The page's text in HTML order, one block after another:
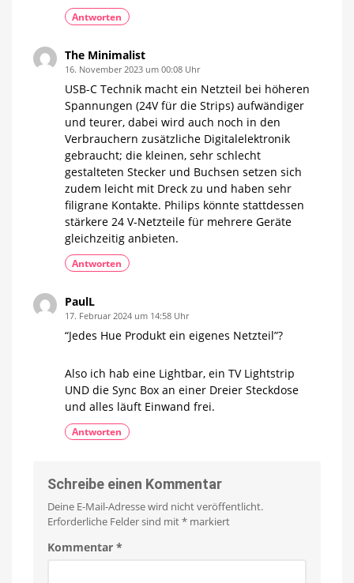
Antworten
The Minimalist
16. November 2023 um 00:08 Uhr
USB-C Technik macht ein Netzteil bei höheren
Spannungen (24V für die Strips) aufwändiger
und teurer, dabei wird auch noch in den
Verbrauchern zusätzliche Digitalelektronik
gebraucht; die kleinen, sehr schlecht
gestalteten Stecker und Buchsen setzen sich
zudem leicht mit Dreck zu und haben sehr
filigrane Kontakte. Philips könnte stattdessen
stärkere 24 V-Netzteile für mehrere Geräte
gleichzeitig anbieten.
Antworten
PaulL
17. Februar 2024 um 14:58 Uhr
“Jedes Hue Produkt ein eigenes Netzteil”?
Also ich hab eine Lightbar, ein TV Lightstrip
UND die Sync Box an einer Dreier Steckdose
und alles läuft Einwand frei.
Antworten
Schreibe einen Kommentar
Deine E-Mail-Adresse wird nicht veröffentlicht.
Erforderliche Felder sind mit* markiert
Kommentar *